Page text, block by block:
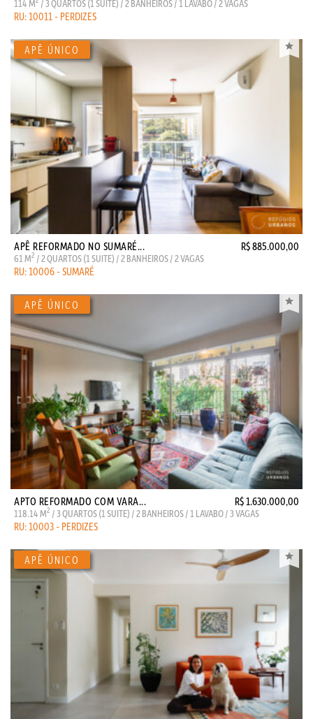
114 M / 3 QUARTOS (1 SUITE) / 2 BANHEIROS / 1 LAVABO / 2 VAGAS
RU: 10011 - PERDIZES
APÊ REFORMADO NO SUMARÉ... R$ 885.000,00
61 M2 / 2 QUARTOS (1 SUITE) / 2 BANHEIROS / 2 VAGAS
RU: 10006 - SUMARÉ
APTO REFORMADO COM VARA... R$ 1.630.000,00
118.14 M2 / 3 QUARTOS (1 SUITE) / 2 BANHEIROS / 1 LAVABO / 3 VAGAS
RU: 10003 - PERDIZES